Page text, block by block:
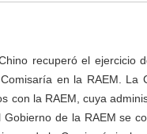
recuperó el ejercicio
en la RAEM. La
con la RAEM, cuya
de la RAEM se